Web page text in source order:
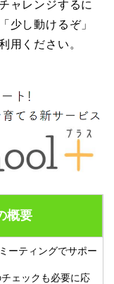
ャレンジするに
少し動けるぞ」
用ください。
概要
ーティングでサポー
ェックも必要に応